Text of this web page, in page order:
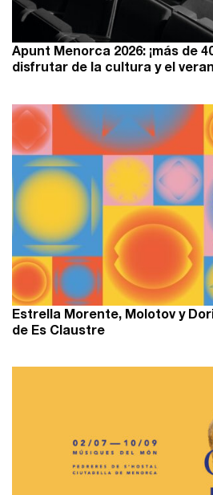
Apunt Menorca 2026: ¡más de
disfrutar de la cultura y el
Estrella Morente, Molotov y
de Es Claustre